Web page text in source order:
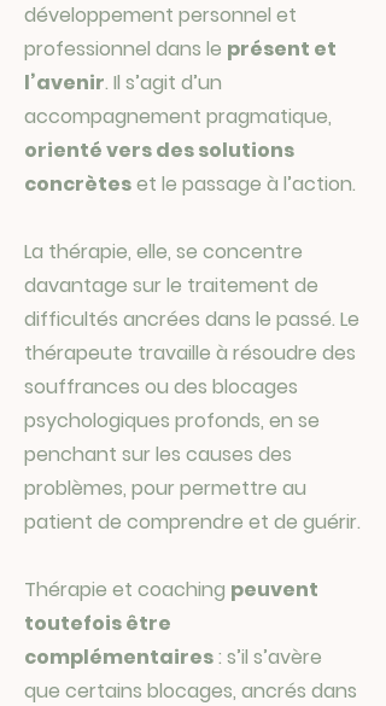
développement personnel et
professionnel dans le présent et
l’avenir. Il s’agit d’un
accompagnement pragmatique,
orienté vers des solutions
concrèteset le passage à l’action.
La thérapie, elle, se concentre
davantage sur le traitement de
difficultés ancrées dans le passé. Le
thérapeute travaille à résoudre des
souffrances ou des blocages
psychologiques profonds, en se
penchant sur les causes des
problèmes, pour permettre au
patient de comprendre et de guérir.
Thérapie et coaching peuvent
toutefois être
complémentaires: s’il s’avère
que certains blocages, ancrés dans